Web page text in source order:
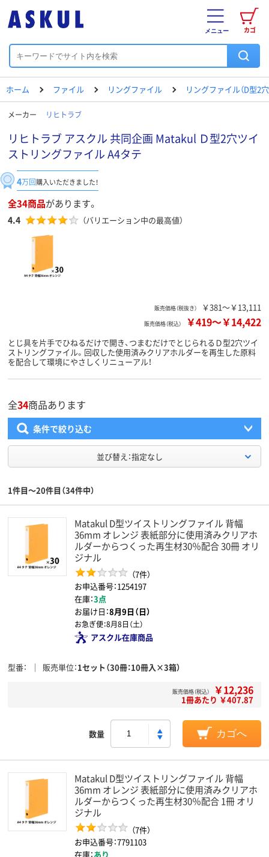
カゴ
メニュー
ホーム ファイル リングファイル リングファイル（D型2穴
メーカー リヒトラブ
リヒトラブ アスクル 共同企画 Matakul Ｄ型2穴ツイ
ストリングファイル A4タテ
4万回購入いただきました！
全34商品があります。
4.4 （バリエーション中の最高値）
販売価格（税抜き） ￥381～￥13,111
販売価格（税込） ￥419～￥14,422
とじ具を片手でひねるだけで開き、つまむだけでとじられるＤ型2穴ツイ
ストリングファイル。回収した使用済みクリアホルダーを再生した原料
を配合して環境にやさしくリニューアル！
全34商品あります
条件で絞り込む
並び替え：指定なし
1件目～20件目（34件中）
Matakul D型ツイストリングファイル 背幅
36mm オレンジ 表紙部分に使用済みクリアホ
ルダーからつくった再生材30％配合 30冊 オリ
ジナル
（7件）
お申込番号：1254197
在庫：3点
お届け日：8月9日（日）
お急ぎ便：8月8日（土）
アスクル在庫商品
型番 販売単位 1セット（30冊：10冊入×3箱）
販売価格（税込） ￥12,236
1冊あたり ￥407.87
数量 カゴへ
Matakul D型ツイストリングファイル 背幅
36mm オレンジ 表紙部分に使用済みクリアホ
ルダーからつくった再生材30％配合 1冊 オリ
ジナル
（7件）
お申込番号：7791103
在庫：あり